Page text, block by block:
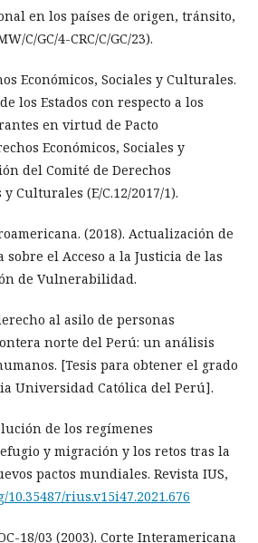
en los países de origen, tránsito,
C/GC/4-CRC/C/GC/23).
Económicos, Sociales y Culturales.
los Estados con respecto a los
en virtud de Pacto
Económicos, Sociales y
del Comité de Derechos
Culturales (E/C.12/2017/1).
(2018). Actualización de
sobre el Acceso a la Justicia de las
de Vulnerabilidad.
al asilo de personas
norte del Perú: un análisis
[Tesis para obtener el grado
Universidad Católica del Perú].
de los regímenes
y migración y los retos tras la
pactos mundiales. Revista IUS,
rius.v15i47.2021.676
18/03 (2003). Corte Interamericana